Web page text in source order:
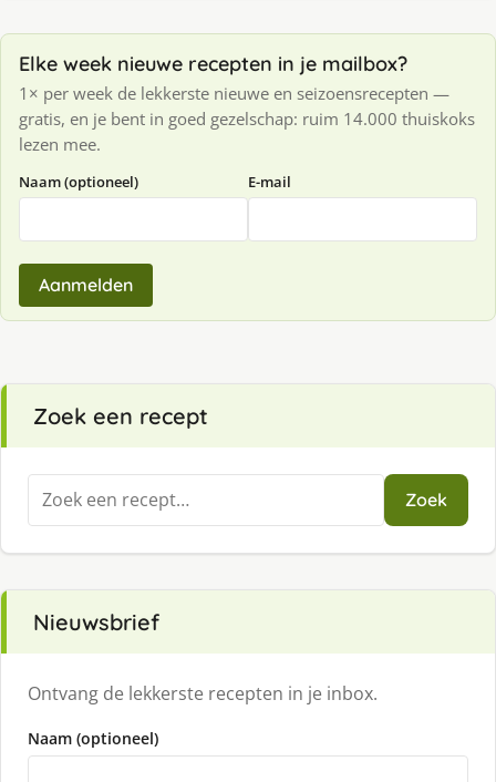
Elke week nieuwe recepten in je mailbox?
1× per week de lekkerste nieuwe en seizoensrecepten —
gratis, en je bent in goed gezelschap: ruim 14.000 thuiskoks
lezen mee.
Naam (optioneel) E-mail
Aanmelden
Zoek een recept
Zoeken
naar:
Zoek
Nieuwsbrief
Ontvang de lekkerste recepten in je inbox.
Naam (optioneel)